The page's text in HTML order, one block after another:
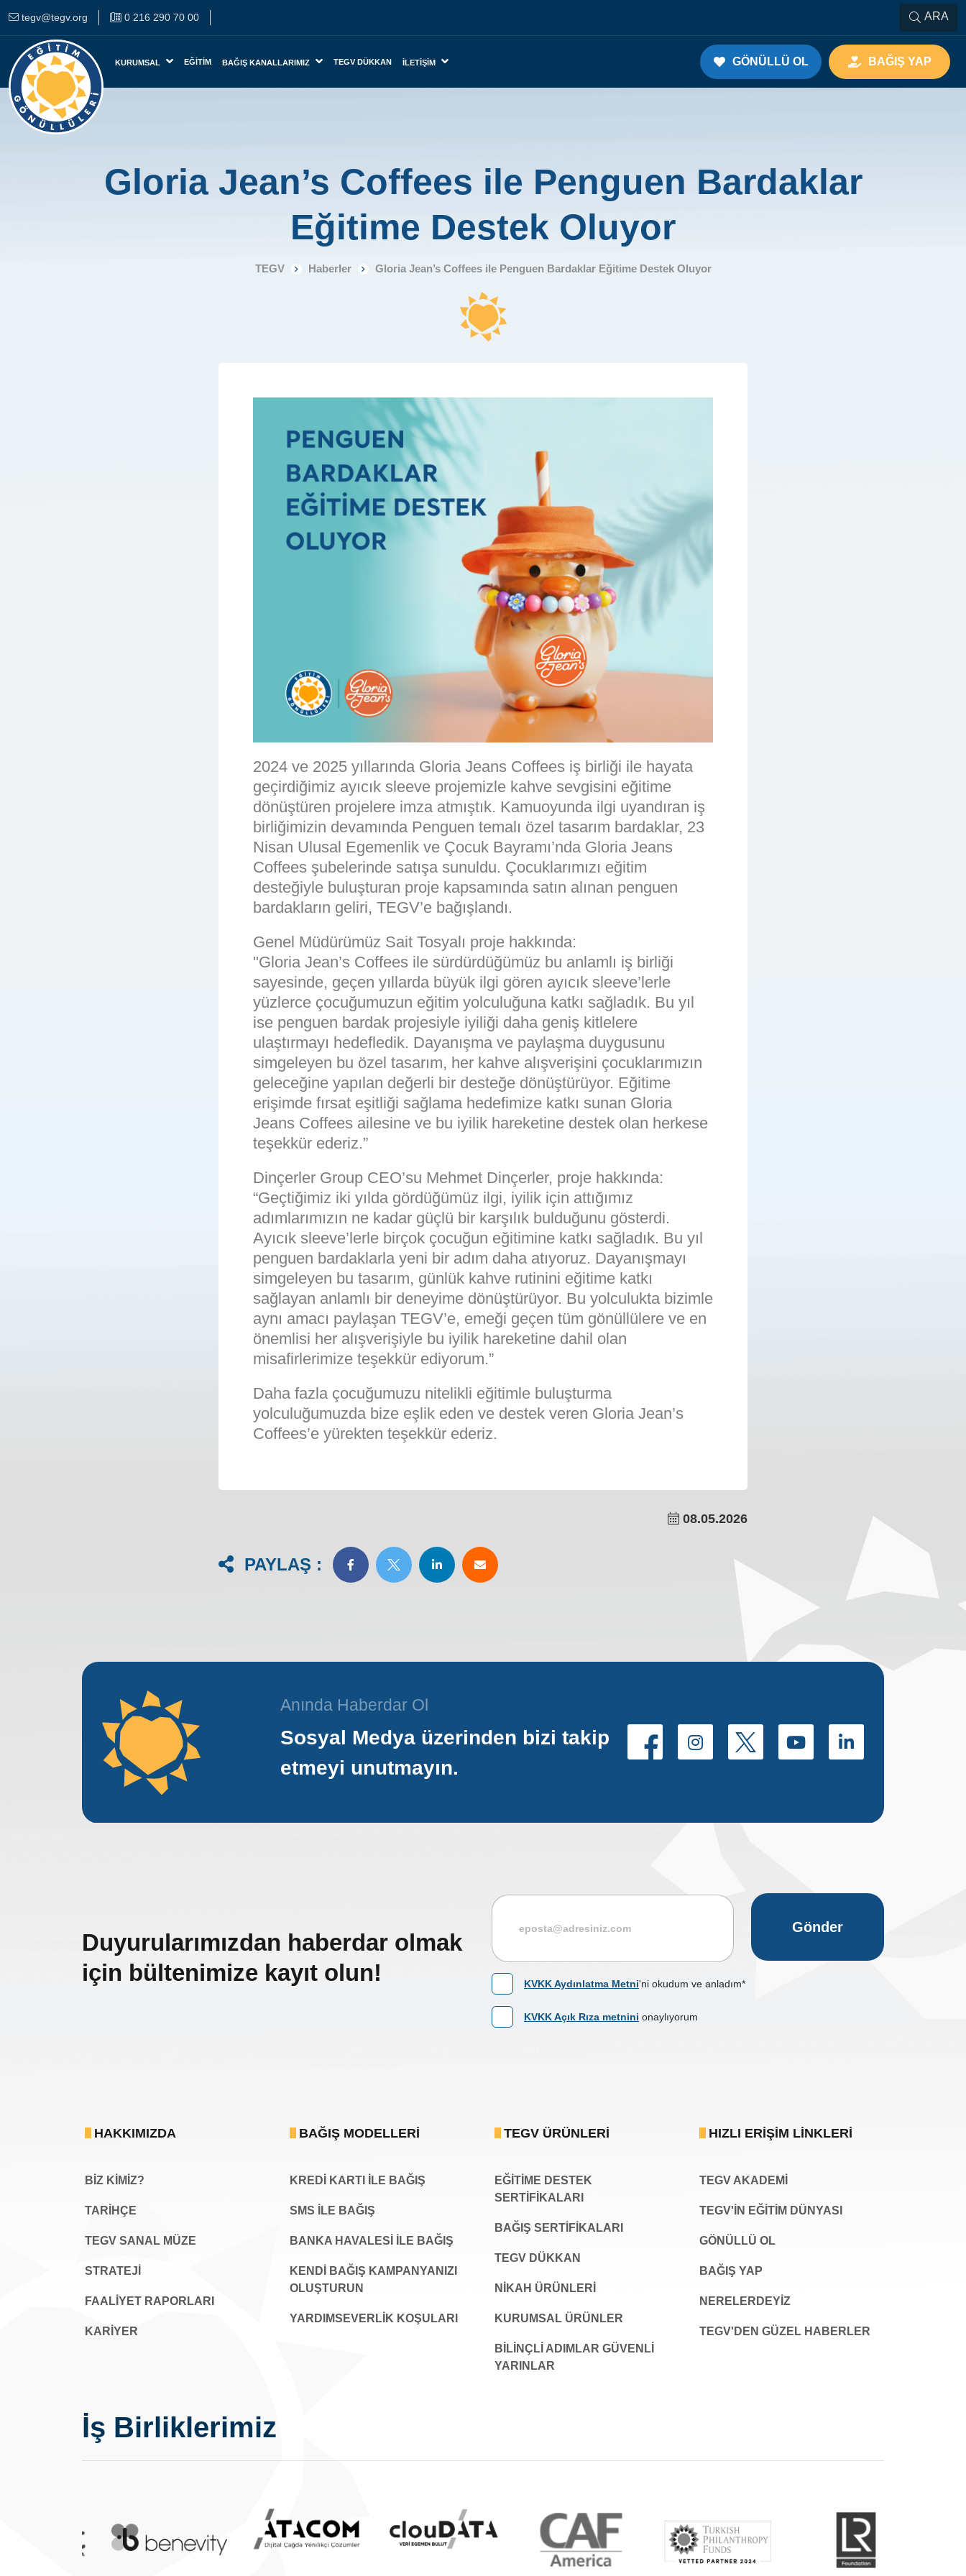
tegv@tegv.org 0 216 290 70 00 ARA
KURUMSAL EĞITIM BAĞIŞ KANALLARIMIZ TEGV DÜKKAN İLETIŞIM GÖNÜLLÜ OL BAĞIŞ YAP
Gloria Jean’s Coffees ile Penguen Bardaklar
Eğitime Destek Oluyor
TEGV Haberler Gloria Jean’s Coffees ile Penguen Bardaklar Eğitime Destek Oluyor
2024 ve 2025 yıllarında Gloria Jeans Coffees iş birliği ile hayata
geçirdiğimiz ayıcık sleeve projemizle kahve sevgisini eğitime
dönüştüren projelere imza atmıştık. Kamuoyunda ilgi uyandıran iş
birliğimizin devamında Penguen temalı özel tasarım bardaklar, 23
Nisan Ulusal Egemenlik ve Çocuk Bayramı’nda Gloria Jeans
Coffees şubelerinde satışa sunuldu. Çocuklarımızı eğitim
desteğiyle buluşturan proje kapsamında satın alınan penguen
bardakların geliri, TEGV’e bağışlandı.
Genel Müdürümüz Sait Tosyalı proje hakkında:
"Gloria Jean’s Coffees ile sürdürdüğümüz bu anlamlı iş birliği
sayesinde, geçen yıllarda büyük ilgi gören ayıcık sleeve’lerle
yüzlerce çocuğumuzun eğitim yolculuğuna katkı sağladık. Bu yıl
ise penguen bardak projesiyle iyiliği daha geniş kitlelere
ulaştırmayı hedefledik. Dayanışma ve paylaşma duygusunu
simgeleyen bu özel tasarım, her kahve alışverişini çocuklarımızın
geleceğine yapılan değerli bir desteğe dönüştürüyor. Eğitime
erişimde fırsat eşitliği sağlama hedefimize katkı sunan Gloria
Jeans Coffees ailesine ve bu iyilik hareketine destek olan herkese
teşekkür ederiz.”
Dinçerler Group CEO’su Mehmet Dinçerler, proje hakkında:
“Geçtiğimiz iki yılda gördüğümüz ilgi, iyilik için attığımız
adımlarımızın ne kadar güçlü bir karşılık bulduğunu gösterdi.
Ayıcık sleeve’lerle birçok çocuğun eğitimine katkı sağladık. Bu yıl
penguen bardaklarla yeni bir adım daha atıyoruz. Dayanışmayı
simgeleyen bu tasarım, günlük kahve rutinini eğitime katkı
sağlayan anlamlı bir deneyime dönüştürüyor. Bu yolculukta bizimle
aynı amacı paylaşan TEGV’e, emeği geçen tüm gönüllülere ve en
önemlisi her alışverişiyle bu iyilik hareketine dahil olan
misafirlerimize teşekkür ediyorum.”
Daha fazla çocuğumuzu nitelikli eğitimle buluşturma
yolculuğumuzda bize eşlik eden ve destek veren Gloria Jean’s
Coffees’e yürekten teşekkür ederiz.
08.05.2026
PAYLAŞ :
Anında Haberdar Ol
Sosyal Medya üzerinden bizi takip
etmeyi unutmayın.
Duyurularımızdan haberdar olmak
için bültenimize kayıt olun!
Gönder
KVKK Aydınlatma Metni'ni okudum ve anladım*
KVKK Açık Rıza metnini onaylıyorum
HAKKIMIZDA
BİZ KİMİZ?
TARİHÇE
TEGV SANAL MÜZE
STRATEJİ
FAALİYET RAPORLARI
KARIYER
BAĞIŞ MODELLERI
KREDİ KARTI İLE BAĞIŞ
SMS İLE BAĞIŞ
BANKA HAVALESİ İLE BAĞIŞ
KENDİ BAĞIŞ KAMPANYANIZI
OLUŞTURUN
YARDIMSEVERLİK KOŞULARI
TEGV ÜRÜNLERI
EĞİTİME DESTEK
SERTİFİKALARI
BAĞIŞ SERTIFIKALARI
TEGV DÜKKAN
NİKAH ÜRÜNLERİ
KURUMSAL ÜRÜNLER
BILINÇLI ADIMLAR GÜVENLI
YARINLAR
HIZLI ERIŞIM LINKLERI
TEGV AKADEMI
TEGV'İN EĞİTİM DÜNYASI
GÖNÜLLÜ OL
BAĞIŞ YAP
NERELERDEYİZ
TEGV'DEN GÜZEL HABERLER
İş Birliklerimiz